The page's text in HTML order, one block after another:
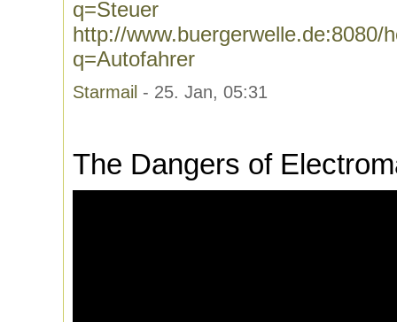
q=Steuer
http://www.buergerwelle.de:8080/
q=Autofahrer
Starmail - 25. Jan, 05:31
The Dangers of